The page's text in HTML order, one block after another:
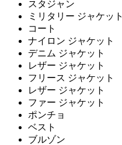
スタジャン
ミリタリー ジャケット
コート
ナイロン ジャケット
デニム ジャケット
レザー ジャケット
フリース ジャケット
レザー ジャケット
ファー ジャケット
ポンチョ
ベスト
ブルゾン